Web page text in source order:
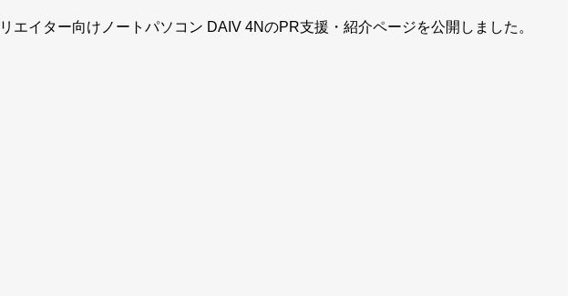
イター向けノートパソコン DAIV 4NのPR支援・紹介ページを公開しました。